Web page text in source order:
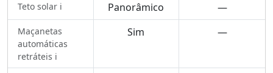
Teto solar ℹ️
Panorâmico —
Maçanetas
automáticas
retráteis ℹ️
Sim —